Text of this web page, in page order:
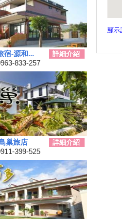
國旅補助離島加碼怎麼
機分享連續技
州賽神蝦暨小農市集活
聽風看海，體驗台灣燈
海小鎮風貌 一起Light
有藝市
遊台灣國際入口網站
2 Wheels
小琉球愛龜淨灘接力
，7/13小琉球龍蝦洞海
灣賽車場今歇業 車友
盼有人接手
上趣 體驗造舟、迷你
新增方案！交通部：這
宿-源和... 詳細介紹
833-257
巢旅店 詳細介紹
399-525
顯示